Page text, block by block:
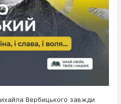
Вербицького завжди